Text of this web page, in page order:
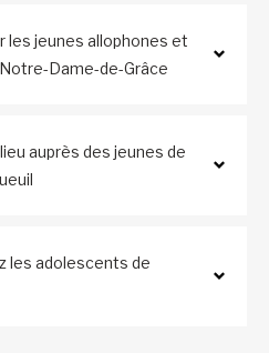
les jeunes allophones et
Dame-de-Grâce
auprès des jeunes de
les adolescents de